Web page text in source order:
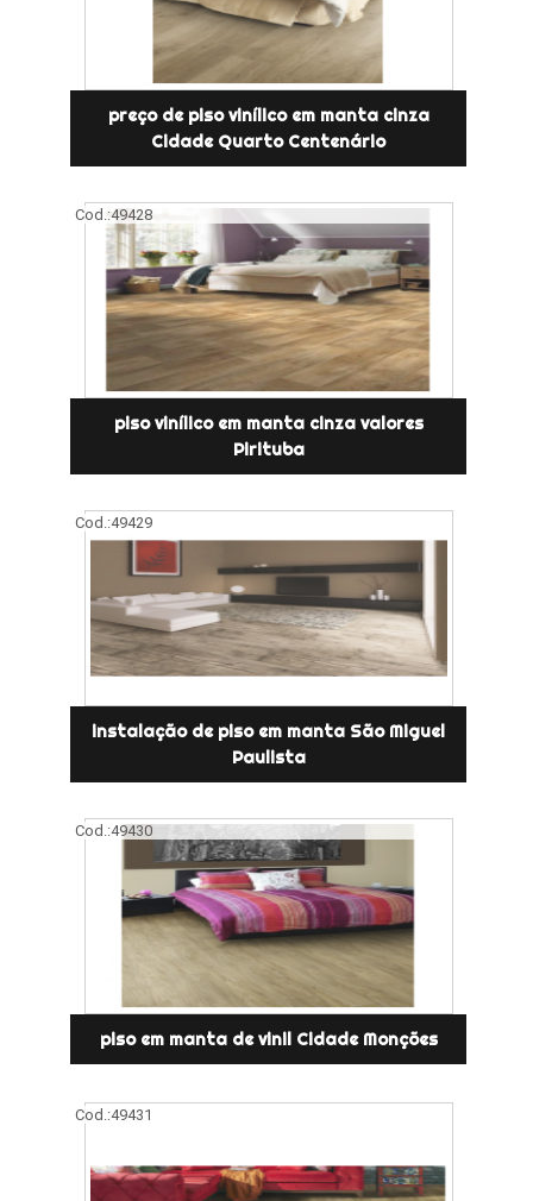
preço de piso vinílico em manta cinza
Cidade Quarto Centenário
Cod.:49428
piso vinílico em manta cinza valores
Pirituba
Cod.:49429
instalação de piso em manta São Miguel
Paulista
Cod.:49430
piso em manta de vinil Cidade Monções
Cod.:49431